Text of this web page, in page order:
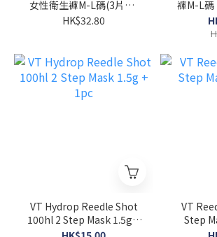
女性衛生褲M-L碼(3片裝)
【一套3包】
HK$32.80
褲M-L碼
VT Hydrop Reedle Shot
100hl 2 Step Mask 1.5g +
1pc
VT
Step